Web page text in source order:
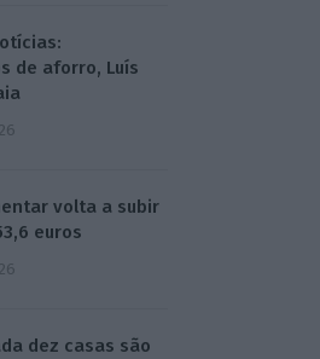
de aforro, Luís
volta a subir
euros
dez casas são